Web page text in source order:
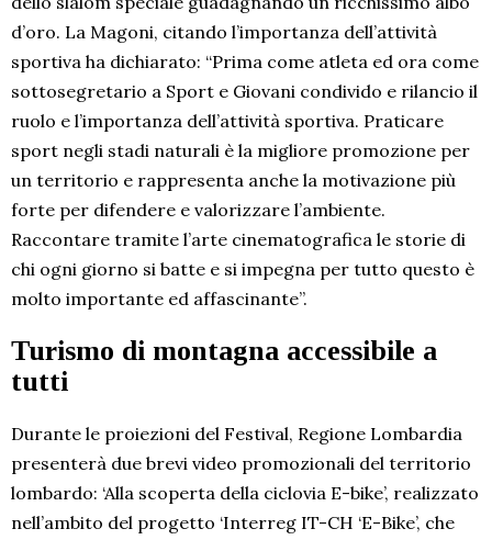
d’oro. La Magoni, citando l’importanza dell’attività
sportiva ha dichiarato: “Prima come atleta ed ora come
sottosegretario a Sport e Giovani condivido e rilancio il
ruolo e l’importanza dell’attività sportiva. Praticare
sport negli stadi naturali è la migliore promozione per
un territorio e rappresenta anche la motivazione più
forte per difendere e valorizzare l’ambiente.
Raccontare tramite l’arte cinematografica le storie di
chi ogni giorno si batte e si impegna per tutto questo è
molto importante ed affascinante”.
Turismo di montagna accessibile a
tutti
Durante le proiezioni del Festival, Regione Lombardia
presenterà due brevi video promozionali del territorio
lombardo: ‘Alla scoperta della ciclovia E-bike’, realizzato
nell’ambito del progetto ‘Interreg IT-CH ‘E-Bike’, che